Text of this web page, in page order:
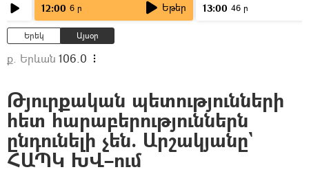
12:00 6 ր Եթեր 13:00 46 ր
Երեկ Այսօր
ք. Երևան 106.0
Թյուրքական պետությունների
հետ հարաբերություններն
ընդունելի չեն. Արշակյանը`
ՀԱՊԿ ԽՎ–ում